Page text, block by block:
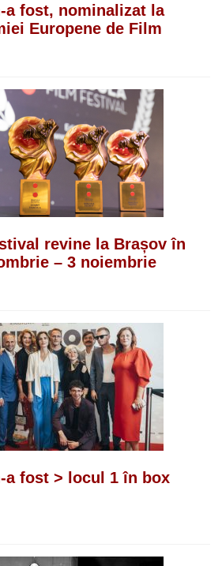
a fost, nominalizat la
Europene de Film
revine la Brașov în
– 3 noiembrie
a fost > locul 1 în box